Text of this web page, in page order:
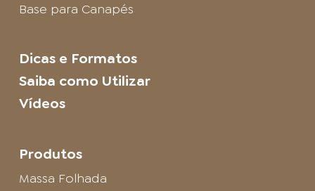
Base para Canapés
Dicas e Formatos
Saiba como Utilizar
Vídeos
Produtos
Massa Folhada